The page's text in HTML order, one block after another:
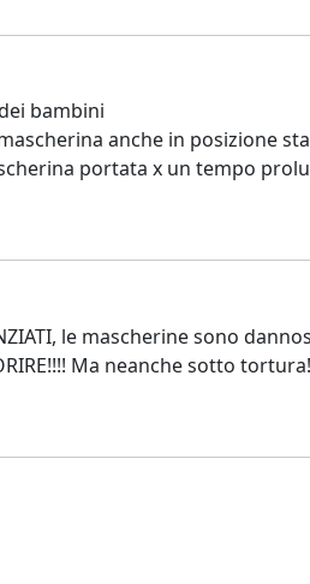
bambini
anche in posizione
portata x un tempo
le mascherine sono
Ma neanche sotto